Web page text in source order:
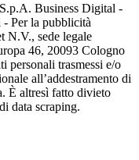
Business Digital -
Per la pubblicità
N.V., sede legale
46, 20093 Cologno
personali trasmessi e/o
all’addestramento di
È altresì fatto divieto
data scraping.